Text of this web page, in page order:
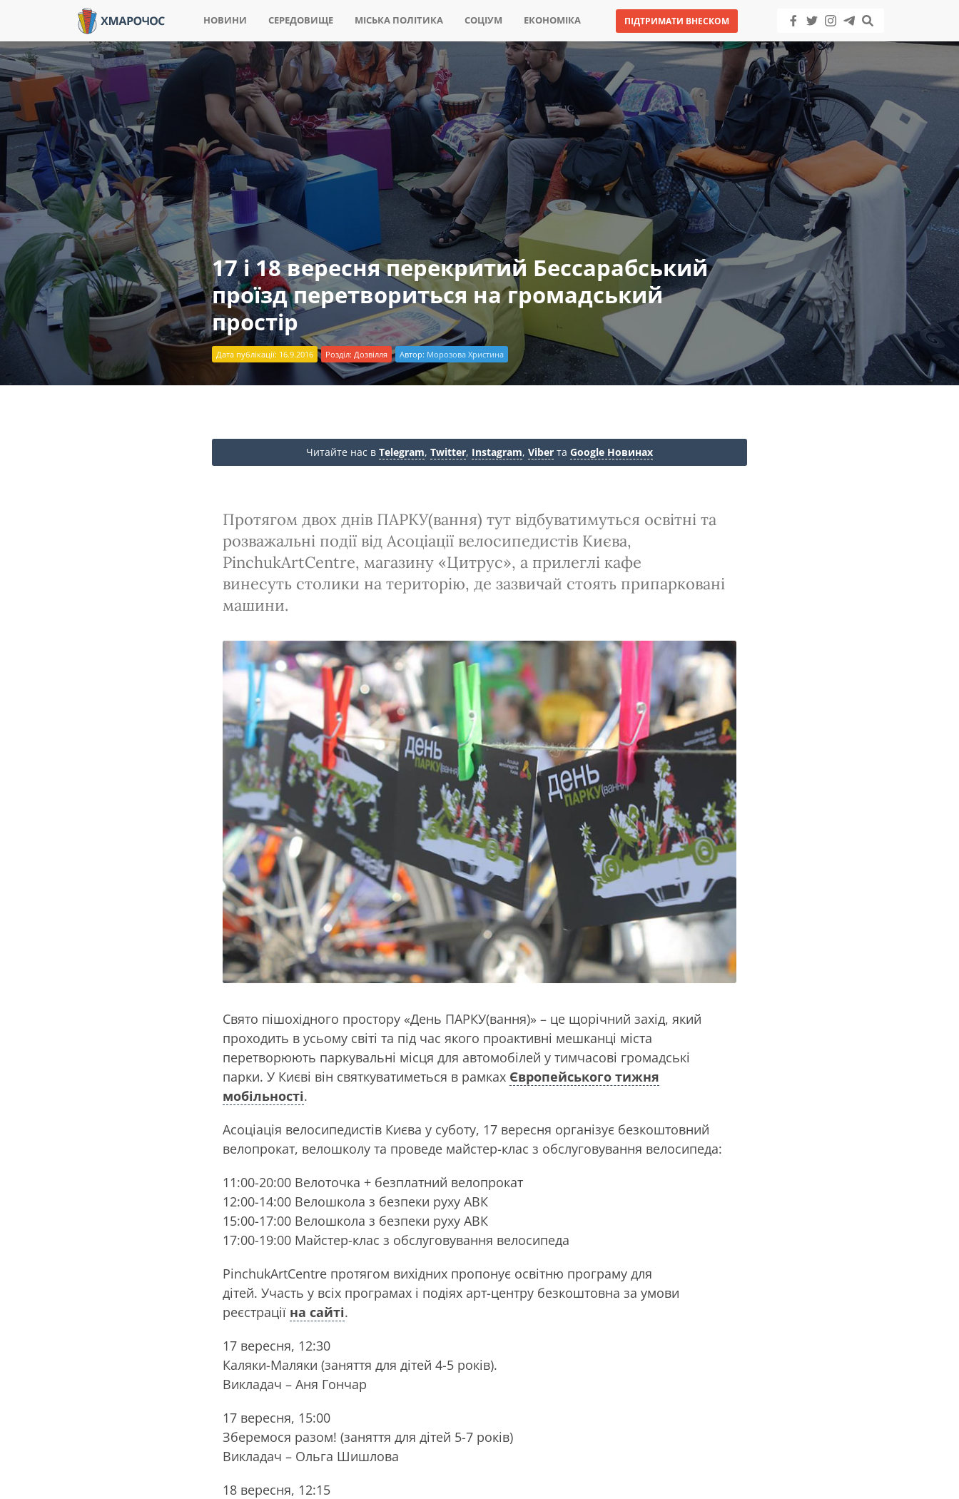
НОВИНИ СЕРЕДОВИЩЕ МІСЬКА ПОЛІТИКА СОЦІУМ ЕКОНОМІКА ПІДТРИМАТИ ВНЕСКОМ
17 і 18 вересня перекритий Бессарабський
проїзд перетвориться на громадський
простір
Дата публікації: 16.9.2016 Розділ: Дозвілля Автор: Морозова Христина
Читайте нас в Telegram, Twitter, Instagram, Viber та Google Новинах
Протягом двох днів ПАРКУ(вання) тут відбуватимуться освітні та
розважальні події від Асоціації велосипедистів Києва,
PinchukArtCentre, магазину «Цитрус», а прилеглі кафе
винесуть столики на територію, де зазвичай стоять припарковані
машини.
Cвято пішохідного простору «День ПАРКУ(вання)» – це щорічний захід, який
проходить в усьому світі та під час якого проактивні мешканці міста
перетворюють паркувальні місця для автомобілей у тимчасові громадські
парки. У Києві він святкуватиметься в рамках Європейського тижня
мобільності.
Асоціація велосипедистів Києва у суботу, 17 вересня організує безкоштовний
велопрокат, велошколу та проведе майстер-клас з обслуговування велосипеда:
11:00-20:00 Велоточка + безплатний велопрокат
12:00-14:00 Велошкола з безпеки руху АВК
15:00-17:00 Велошкола з безпеки руху АВК
17:00-19:00 Майстер-клас з обслуговування велосипеда
PinchukArtCentre протягом вихідних пропонує освітню програму для
дітей. Участь у всіх програмах і подіях арт-центру безкоштовна за умови
реєстрації на сайті.
17 вересня, 12:30
Каляки-Маляки (заняття для дітей 4-5 років).
Викладач – Аня Гончар
17 вересня, 15:00
Зберемося разом! (заняття для дітей 5-7 років)
Викладач – Ольга Шишлова
18 вересня, 12:15